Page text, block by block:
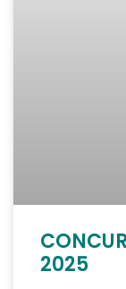
2025